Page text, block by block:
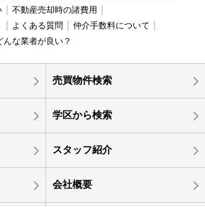
不動産売却時の諸費用
よくある質問
仲介手数料について
んな業者が良い？
売買物件検索
学区から検索
スタッフ紹介
会社概要